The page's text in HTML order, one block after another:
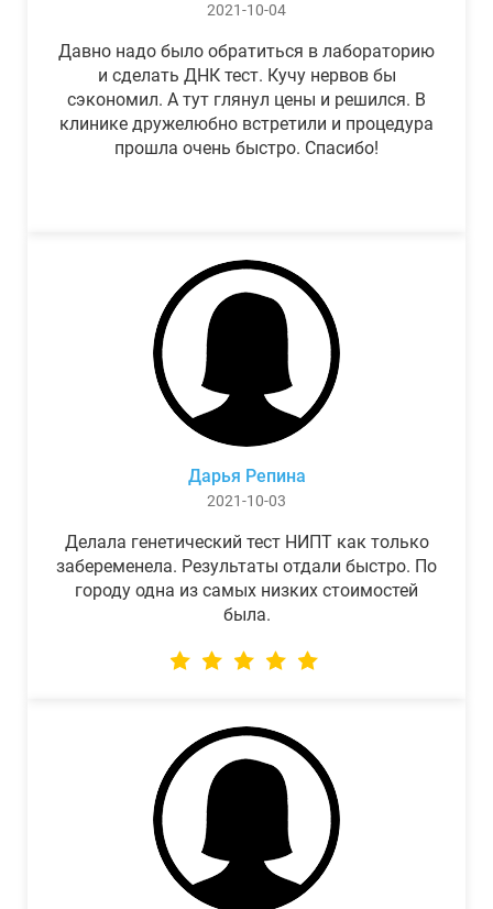
2021-10-04
Давно надо было обратиться в лабораторию
и сделать ДНК тест. Кучу нервов бы
сэкономил. А тут глянул цены и решился. В
клинике дружелюбно встретили и процедура
прошла очень быстро. Спасибо!
Дарья Репина
2021-10-03
Делала генетический тест НИПТ как только
забеременела. Результаты отдали быстро. По
городу одна из самых низких стоимостей
была.